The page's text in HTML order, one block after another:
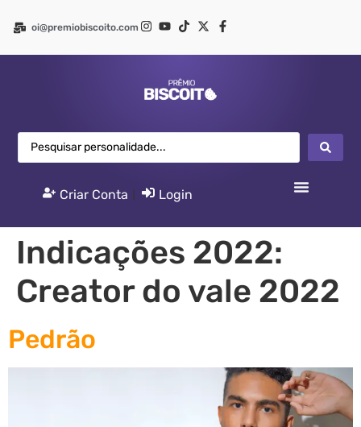
oi@premiobiscoito.com
Criar Conta Login
Indicações 2022:
Creator do vale 2022
Pedrão